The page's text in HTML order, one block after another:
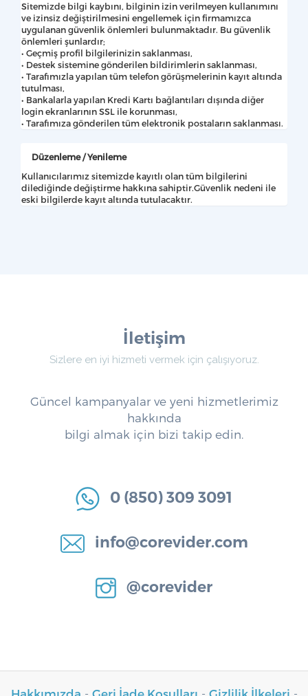
Sitemizde bilgi kaybını, bilginin izin verilmeyen kullanımını
ve izinsiz değiştirilmesini engellemek için firmamızca
uygulanan güvenlik önlemleri bulunmaktadır. Bu güvenlik
önlemleri şunlardır;
• Geçmiş profil bilgilerinizin saklanması,
• Destek sistemine gönderilen bildirimlerin saklanması,
• Tarafımızla yapılan tüm telefon görüşmelerinin kayıt altında
tutulması,
• Bankalarla yapılan Kredi Kartı bağlantıları dışında diğer
login ekranlarının SSL ile korunması,
• Tarafımıza gönderilen tüm elektronik postaların saklanması.
Düzenleme / Yenileme
Kullanıcılarımız sitemizde kayıtlı olan tüm bilgilerini
dilediğinde değiştirme hakkına sahiptir.Güvenlik nedeni ile
eski bilgilerde kayıt altında tutulacaktır.
İletişim
Sizlere en iyi hizmeti vermek için çalışıyoruz.
Güncel kampanyalar ve yeni hizmetlerimiz
hakkında
bilgi almak için bizi takip edin.
0 (850) 309 3091
info@corevider.com
@corevider